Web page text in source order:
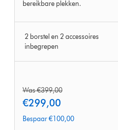
bereikbare plekken.
2 borstel en 2 accessoires
inbegrepen
original
price:
Was €399,00
current
€299,00
Bespaar €100,00